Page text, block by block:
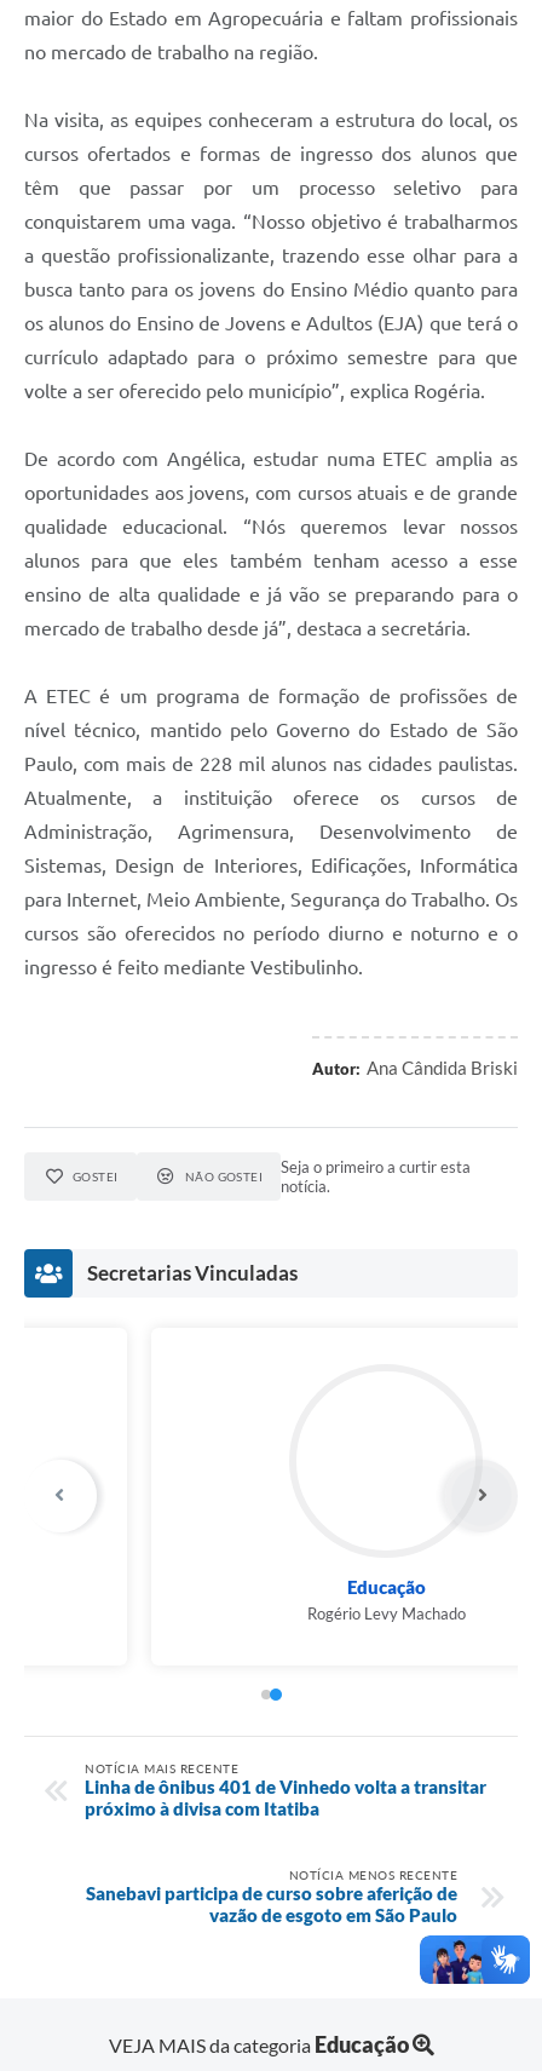
maior do Estado em Agropecuária e faltam profissionais
no mercado de trabalho na região.
Na visita, as equipes conheceram a estrutura do local, os
cursos ofertados e formas de ingresso dos alunos que
têm que passar por um processo seletivo para
conquistarem uma vaga. “Nosso objetivo é trabalharmos
a questão profissionalizante, trazendo esse olhar para a
busca tanto para os jovens do Ensino Médio quanto para
os alunos do Ensino de Jovens e Adultos (EJA) que terá o
currículo adaptado para o próximo semestre para que
volte a ser oferecido pelo município”, explica Rogéria.
De acordo com Angélica, estudar numa ETEC amplia as
oportunidades aos jovens, com cursos atuais e de grande
qualidade educacional. “Nós queremos levar nossos
alunos para que eles também tenham acesso a esse
ensino de alta qualidade e já vão se preparando para o
mercado de trabalho desde já”, destaca a secretária.
A ETEC é um programa de formação de profissões de
nível técnico, mantido pelo Governo do Estado de São
Paulo, com mais de 228 mil alunos nas cidades paulistas.
Atualmente, a instituição oferece os cursos de
Administração, Agrimensura, Desenvolvimento de
Sistemas, Design de Interiores, Edificações, Informática
para Internet, Meio Ambiente, Segurança do Trabalho. Os
cursos são oferecidos no período diurno e noturno e o
ingresso é feito mediante Vestibulinho.
Autor: Ana Cândida Briski
GOSTEI NÃO GOSTEI
Seja o primeiro a curtir esta
notícia.
Secretarias Vinculadas
Rogério Levy Machado
NOTÍCIA MAIS RECENTE
Linha de ônibus 401 de Vinhedo volta a transitar
próximo à divisa com Itatiba
NOTÍCIA MENOS RECENTE
Sanebavi participa de curso sobre aferição de
vazão de esgoto em São Paulo
VEJA MAIS da categoria Educação